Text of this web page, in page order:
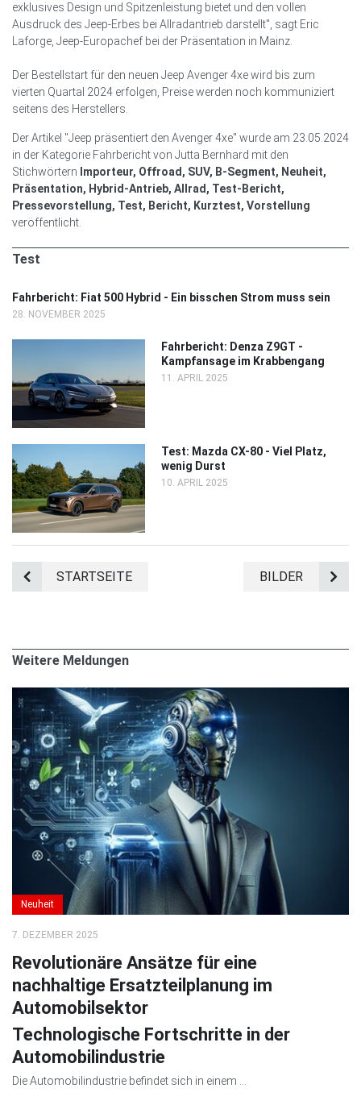
exklusives Design und Spitzenleistung bietet und den vollen
Ausdruck des Jeep-Erbes bei Allradantrieb darstellt", sagt Eric
Laforge, Jeep-Europachef bei der Präsentation in Mainz.
Der Bestellstart für den neuen Jeep Avenger 4xe wird bis zum
vierten Quartal 2024 erfolgen, Preise werden noch kommuniziert
seitens des Herstellers.
Der Artikel "Jeep präsentiert den Avenger 4xe" wurde am 23.05.2024
in der Kategorie Fahrbericht von Jutta Bernhard mit den
Stichwörtern Importeur, Offroad, SUV, B-Segment, Neuheit,
Präsentation, Hybrid-Antrieb, Allrad, Test-Bericht,
Pressevorstellung, Test, Bericht, Kurztest, Vorstellung
veröffentlicht.
Test
Fahrbericht: Fiat 500 Hybrid - Ein bisschen Strom muss sein
28. NOVEMBER 2025
Fahrbericht: Denza Z9GT -
Kampfansage im Krabbengang
11. APRIL 2025
Test: Mazda CX-80 - Viel Platz,
wenig Durst
10. APRIL 2025
STARTSEITE BILDER
Weitere Meldungen
Neuheit
7. DEZEMBER 2025
Revolutionäre Ansätze für eine
nachhaltige Ersatzteilplanung im
Automobilsektor
Technologische Fortschritte in der
Automobilindustrie
Die Automobilindustrie befindet sich in einem ...